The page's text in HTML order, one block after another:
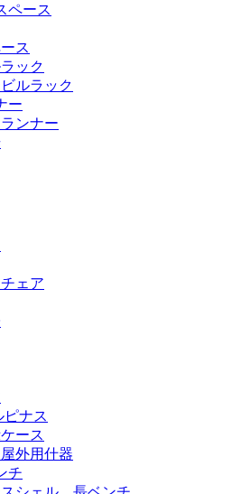
ペース
ス
ック
ルラック
ー
ンナー
ェア
ピナス
ース
外用什器
チ